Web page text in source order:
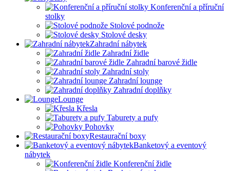
Konferenční a příruční
stolky
Stolové podnože
Stolové desky
Zahradní nábytek
Zahradní židle
Zahradní barové židle
Zahradní stoly
Zahradní lounge
Zahradní doplňky
Lounge
Křesla
Taburety a pufy
Pohovky
Restaurační boxy
Banketový a eventový
nábytek
Konferenční židle